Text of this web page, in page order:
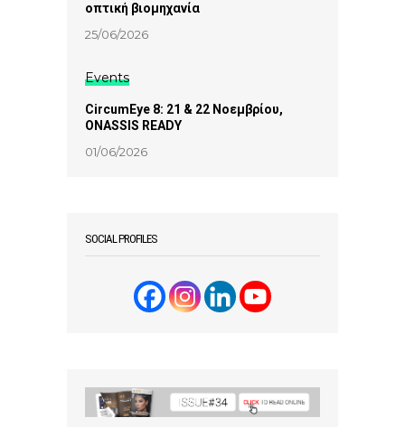
οπτική βιομηχανία
25/06/2026
Events
CircumEye 8: 21 & 22 Νοεμβρίου,
ONASSIS READY
01/06/2026
SOCIAL PROFILES